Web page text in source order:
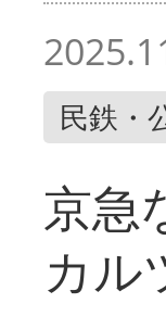
民鉄・
京
カル